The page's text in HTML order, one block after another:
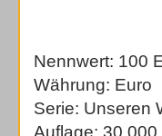
Nennwert: 100
Währung: Euro
Serie: Unseren
Auflage: 30.000